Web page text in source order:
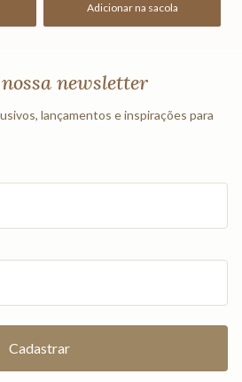
Adicionar na sacola
newsletter
lançamentos e inspirações para